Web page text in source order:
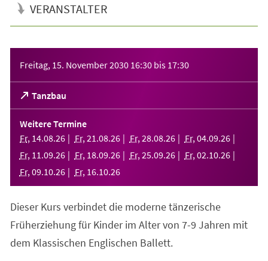
VERANSTALTER
Freitag, 15. November 2030 16:30 bis 17:30
Tanzbau
(Öffnet
in
einem
neuen
Tab)
Weitere Termine
Fr, 14.08.26 Fr, 21 .08.26 Fr, 28.08.26 Fr, 04.09.26
Fr, 11 .09.26 Fr, 18.09.26 Fr, 25.09.26 Fr, 02.10.26
Fr, 09.10.26 Fr, 16.10.26
Dieser Kurs verbindet die moderne tänzerische
Früherziehung für Kinder im Alter von 7-9 Jahren mit
dem Klassischen Englischen Ballett.